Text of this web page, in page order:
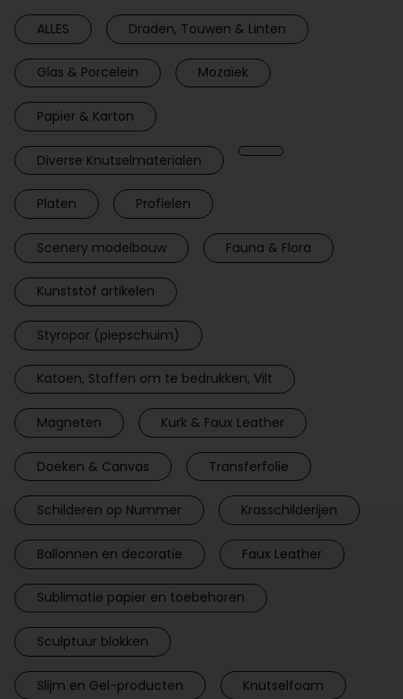
ALLES Draden, Touwen & Linten
Glas & Porcelein Mozaïek
Papier & Karton
Diverse Knutselmaterialen
Platen Profielen
Scenery modelbouw Fauna & Flora
Kunststof artikelen
Styropor (piepschuim)
Katoen, Stoffen om te bedrukken, Vilt
Magneten Kurk & Faux Leather
Doeken & Canvas Transferfolie
Schilderen op Nummer Krasschilderijen
Ballonnen en decoratie Faux Leather
Sublimatie papier en toebehoren
Sculptuur blokken
Slijm en Gel-producten Knutselfoam